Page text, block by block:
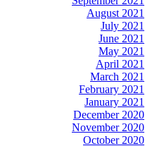
August 2021
July 2021
June 2021
May 2021
April 2021
March 2021
February 2021
January 2021
December 2020
November 2020
October 2020